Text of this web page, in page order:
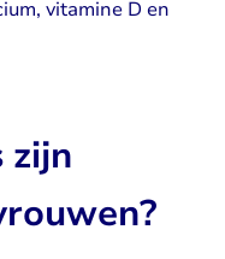
vitamine D en
zijn